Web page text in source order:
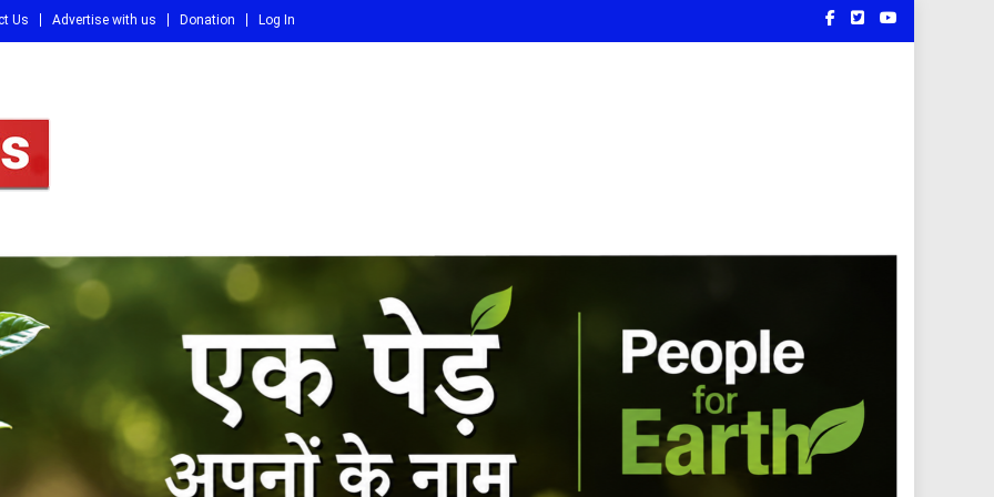
Us Advertise with us Donation Log In